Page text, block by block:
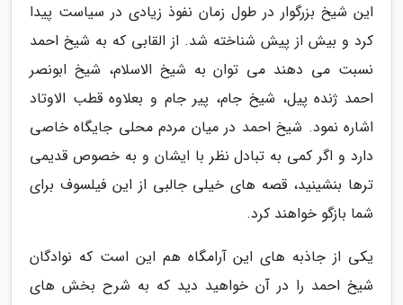
این شیخ بزرگوار در طول زمان نفوذ زیادی در سیاست پیدا
کرد و بیش از پیش شناخته شد. از القابی که به شیخ احمد
نسبت می دهند می توان به شیخ الاسلام، شیخ ابونصر
احمد ژنده پیل، شیخ جام، پیر جام و بعلاوه قطب الاوتاد
اشاره نمود. شیخ احمد در میان مردم محلی جایگاه خاصی
دارد و اگر کمی به تبادل نظر با ایشان و به خصوص قدیمی
ترها بنشینید، قصه های خیلی جالبی از این فیلسوف برای
شما بازگو خواهند کرد.
یکی از جاذبه های این آرامگاه هم این است که نوادگان
شیخ احمد را در آن خواهید دید که به شرح بخش های